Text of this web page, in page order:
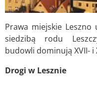
Prawa miejskie Leszno
siedzibą rodu
budowli dominują XVII- i
Drogi w Lesznie